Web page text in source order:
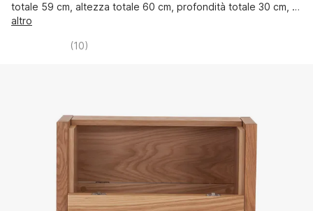
totale 59 cm, altezza totale 60 cm, profondità totale 30 cm , …
altro
(10)